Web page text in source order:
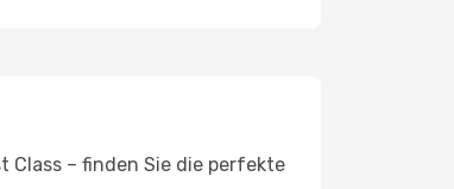
Class – finden Sie die perfekte